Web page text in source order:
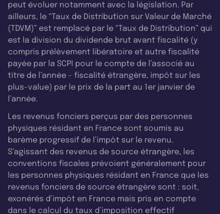
peut évoluer notamment avec la législation. Par
ailleurs, le “Taux de Distribution sur Valeur de Marché
(TDVM)” est remplacé par le “Taux de Distribution” qui
est la division du dividende brut avant fiscalité (y
compris prélèvement libératoire et autre fiscalité
payée par la SCPI pour le compte de l’associé au
titre de l’année - fiscalité étrangère, impôt sur les
plus-value) par le prix de la part au 1er janvier de
l’année.
Les revenus fonciers perçus par des personnes
physiques résidant en France sont soumis au
barème progressif de l’impôt sur le revenu.
S’agissant des revenus de source étrangère, les
conventions fiscales prévoient généralement pour
les personnes physiques résidant en France que les
revenus fonciers de source étrangère sont : soit,
exonérés d’impôt en France mais pris en compte
dans le calcul du taux d’imposition effectif